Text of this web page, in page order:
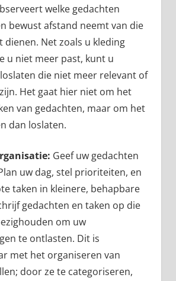
welke gedachten
bewust afstand neemt van die
dienen. Net zoals u kleding
u niet meer past, kunt u
die niet meer relevant of
Het gaat hier niet om het
van gedachten, maar om het
dan loslaten.
Geef uw gedachten
uw dag, stel prioriteiten, en
taken in kleinere, behapbare
gedachten en taken op die
om uw
te ontlasten. Dit is
met het organiseren van
door ze te categoriseren,